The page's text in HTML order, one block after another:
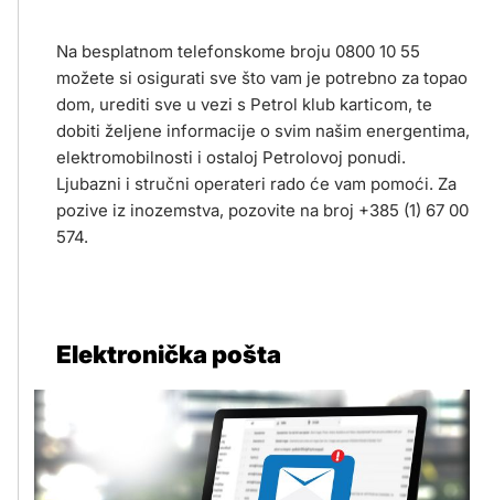
Na besplatnom telefonskome broju 0800 10 55
možete si osigurati sve što vam je potrebno za topao
dom, urediti sve u vezi s Petrol klub karticom, te
dobiti željene informacije o svim našim energentima,
elektromobilnosti i ostaloj Petrolovoj ponudi.
Ljubazni i stručni operateri rado će vam pomoći. Za
pozive iz inozemstva, pozovite na broj +385 (1) 67 00
574.
Elektronička pošta